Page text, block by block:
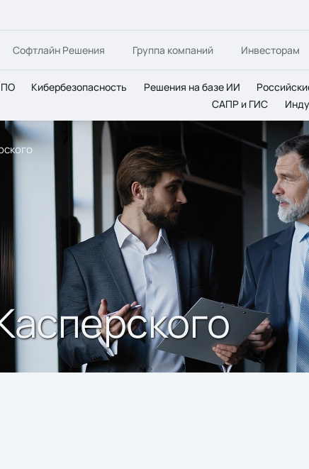
Софтлайн Решения Группа компаний Инвесторам
ПО Кибербезопасность Решения на базе ИИ
САПР и ГИС